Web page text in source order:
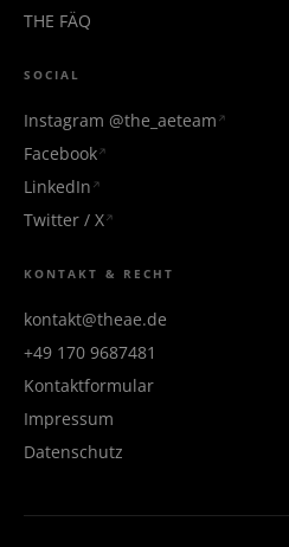
THE FÄQ
SOCIAL
Instagram @the_aeteam
Facebook
LinkedIn
Twitter / X
KONTAKT & RECHT
kontakt@theae.de
+49 170 9687481
Kontaktformular
Impressum
Datenschutz